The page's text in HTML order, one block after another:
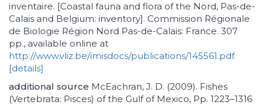
inventaire. [Coastal fauna and flora of the Nord, Pas-de-
Calais and Belgium: inventory]. Commission Régionale
de Biologie Région Nord Pas-de-Calais: France. 307
pp., available online at
http://www.vliz.be/imisdocs/publications/145561.pdf
[details]
additional source McEachran, J. D. (2009). Fishes
(Vertebrata: Pisces) of the Gulf of Mexico, Pp. 1223–1316